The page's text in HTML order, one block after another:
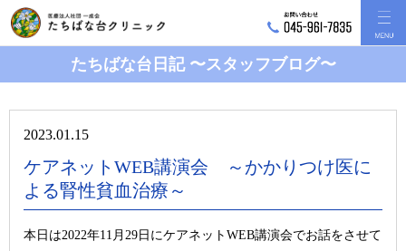
たちばな台日記 〜スタッフブログ〜
2023.01.15
ケアネットWEB講演会 ～かかりつけ医に
よる腎性貧血治療～
本日は2022年11月29日にケアネットWEB講演会でお話をさせて